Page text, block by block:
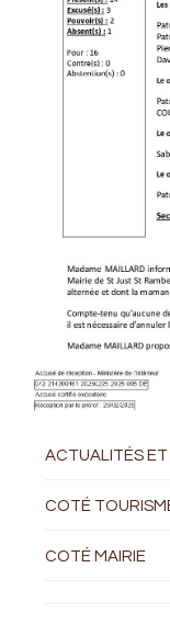
ACTUALITÉS
COTÉ
COTÉ MAIRIE